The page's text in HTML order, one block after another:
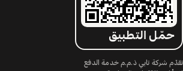
حمّل التطبيق
تقدّم شركة تابي ذ.م.م خدمة الدفع